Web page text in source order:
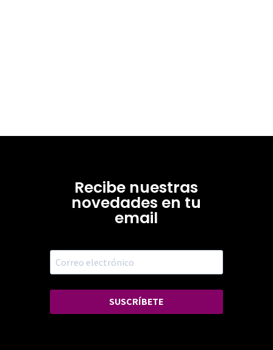
Recibe nuestras
novedades en tu
email
SUSCRÍBETE